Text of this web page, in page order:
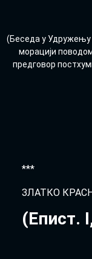
(Бе­се­да у Удру­же­њу
мо­ра­ци­ји
пред­го­вор
***
ЗЛАТ­КО
(Епист. I